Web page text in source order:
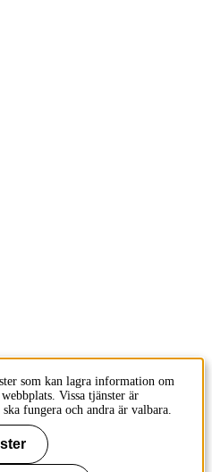
som kan lagra information om
Vissa tjänster är
fungera och andra är valbara.